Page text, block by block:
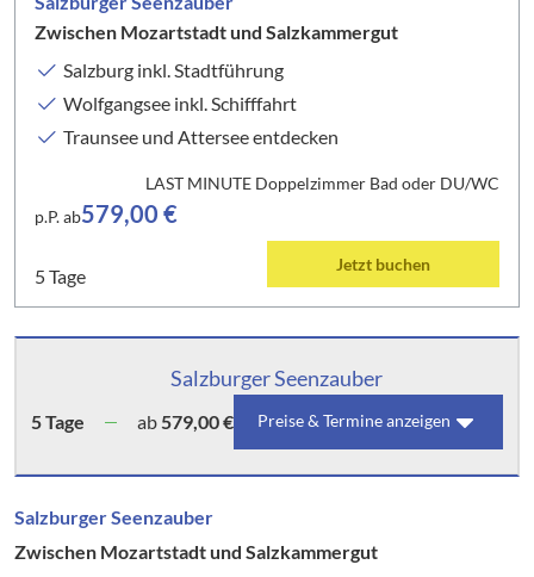
Zwischen Mozartstadt und Salzkammergut
Salzburg inkl. Stadtführung
Wolfgangsee inkl. Schifffahrt
Traunsee und Attersee entdecken
LAST MINUTE Doppelzimmer Bad oder DU/WC
p.P. ab579,00 €
5 Tage
Jetzt buchen
Salzburger Seenzauber
5 Tage ab579,00 € Preise & Termine anzeigen
Salzburger Seenzauber
Zwischen Mozartstadt und Salzkammergut